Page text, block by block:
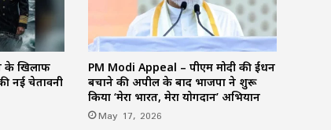
के खिलाफ
नई चेतावनी
PM Modi Appeal – पीएम मोदी की ईंधन
बचाने की अपील के बाद भाजपा ने शुरू
किया ‘मेरा भारत, मेरा योगदान’ अभियान
May 17, 2026